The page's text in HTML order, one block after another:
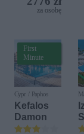
za osobę
First
Minute
Cypr / Paphos
Kefalos
Damon